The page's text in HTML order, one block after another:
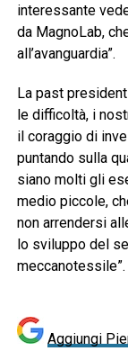
interessante
da MagnoLab,
all’avanguardia”.
La past
le difficoltà, i
il coraggio di
puntando sulla
siano molti gli
medio piccole,
non arrendersi
lo sviluppo del
meccanotessile”.
Aggiungi